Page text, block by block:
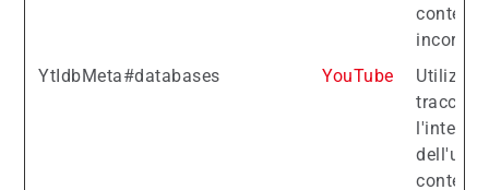
YtIdbMeta#databases
YouTube
tracciare